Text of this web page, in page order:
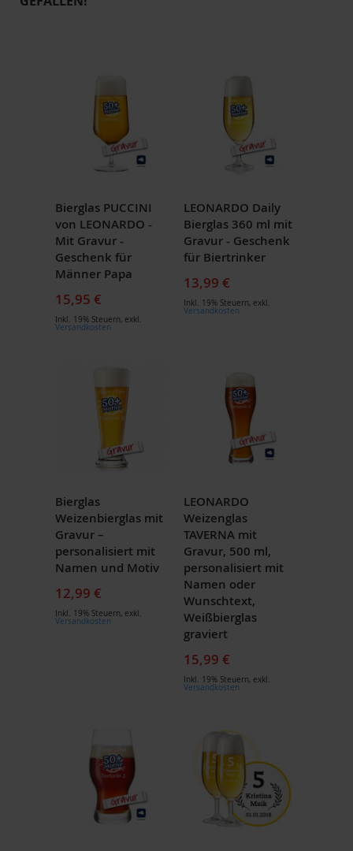
Bierglas PUCCINI
von LEONARDO -
Mit Gravur -
Geschenk für
Männer Papa
15,95 €
Inkl. 19% Steuern, exkl.
Versandkosten
LEONARDO Daily
Bierglas 360 ml mit
Gravur - Geschenk
für Biertrinker
13,99 €
Inkl. 19% Steuern, exkl.
Versandkosten
Bierglas
Weizenbierglas mit
Gravur –
personalisiert mit
Namen und Motiv
12,99 €
Inkl. 19% Steuern, exkl.
Versandkosten
LEONARDO
Weizenglas
TAVERNA mit
Gravur, 500 ml,
personalisiert mit
Namen oder
Wunschtext,
Weißbierglas
graviert
15,99 €
Inkl. 19% Steuern, exkl.
Versandkosten